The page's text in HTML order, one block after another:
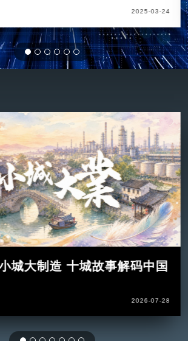
2025-03-24
城大制造 十城故事解码中国
2026-07-28